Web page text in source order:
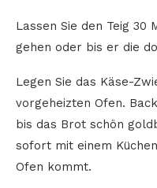
Lassen Sie den Teig 30
gehen oder bis er die
Legen Sie das Käse-
vorgeheizten Ofen.
bis das Brot schön
sofort mit einem
Ofen kommt.